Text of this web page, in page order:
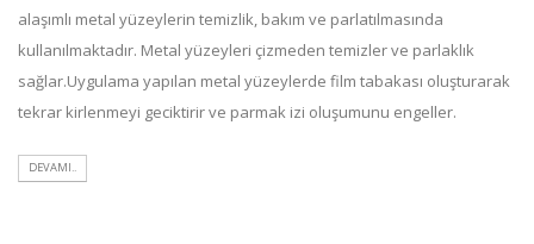
alaşımlı metal yüzeylerin temizlik, bakım ve parlatılmasında
kullanılmaktadır. Metal yüzeyleri çizmeden temizler ve parlaklık
sağlar.Uygulama yapılan metal yüzeylerde film tabakası oluşturarak
tekrar kirlenmeyi geciktirir ve parmak izi oluşumunu engeller.
DEVAMI..